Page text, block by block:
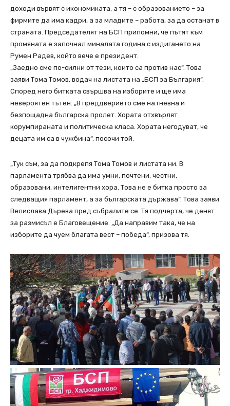
доходи вървят с икономиката, а тя – с образованието – за
фирмите да има кадри, а за младите – работа, за да останат в
страната. Председателят на БСП припомни, че пътят към
промяната е започнал миналата година с издигането на
Румен Радев, който вече е президент.
„Заедно сме по-силни от тези, които са против нас“. Това
заяви Тома Томов, водач на листата на „БСП за България“.
Според него битката свършва на изборите и ще има
невероятен тътен. „В преддверието сме на гневна и
безпощадна българска пролет. Хората отхвърлят
корумпираната и политическа класа. Хората негодуват, че
децата им са в чужбина“, посочи той.
„Тук съм, за да подкрепя Тома Томов и листата ни. В
парламента трябва да има умни, почтени, честни,
образовани, интелигентни хора. Това не е битка просто за
следващия парламент, а за българската държава“. Това заяви
Велислава Дърева пред събралите се. Тя подчерта, че денят
за размисъл е Благовещение. „Да направим така, че на
изборите да чуем благата вест – победа“, призова тя.